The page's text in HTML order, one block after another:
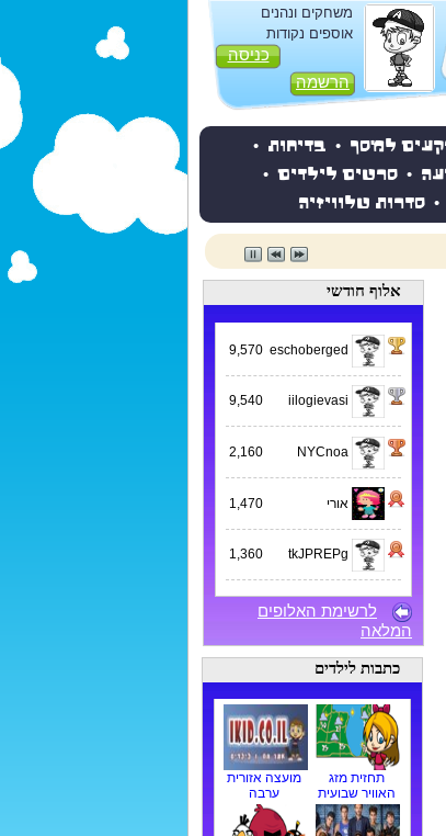
משחקים ונהנים
אוספים נקודות
כניסה
הרשמה
למסך • בדיחות •
• סרטים לילדים •
• סדרות טלוויזיה
אלוף חודשי
9,570
9,540
2,160
אורי 1,470
1,360
לרשימת האלופים
המלאה
כתבות לילדים
תחזית מזג
האוויר שבועית
מועצה אזורית
ערבה